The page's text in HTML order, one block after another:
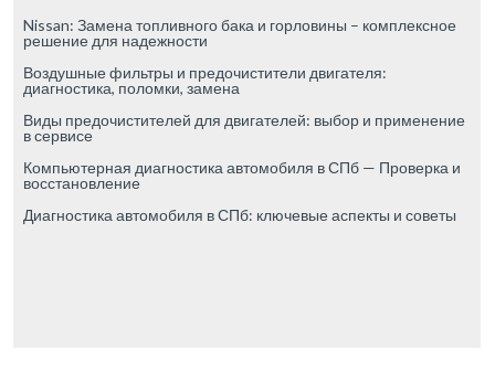
Nissan: Замена топливного бака и горловины – комплексное
решение для надежности
Воздушные фильтры и предочистители двигателя:
диагностика, поломки, замена
Виды предочистителей для двигателей: выбор и применение
в сервисе
Компьютерная диагностика автомобиля в СПб — Проверка и
восстановление
Диагностика автомобиля в СПб: ключевые аспекты и советы